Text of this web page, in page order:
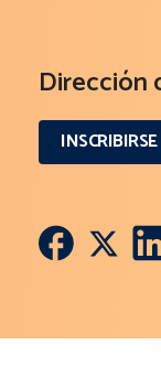
Dirección
INSCRIBIRSE
Facebook